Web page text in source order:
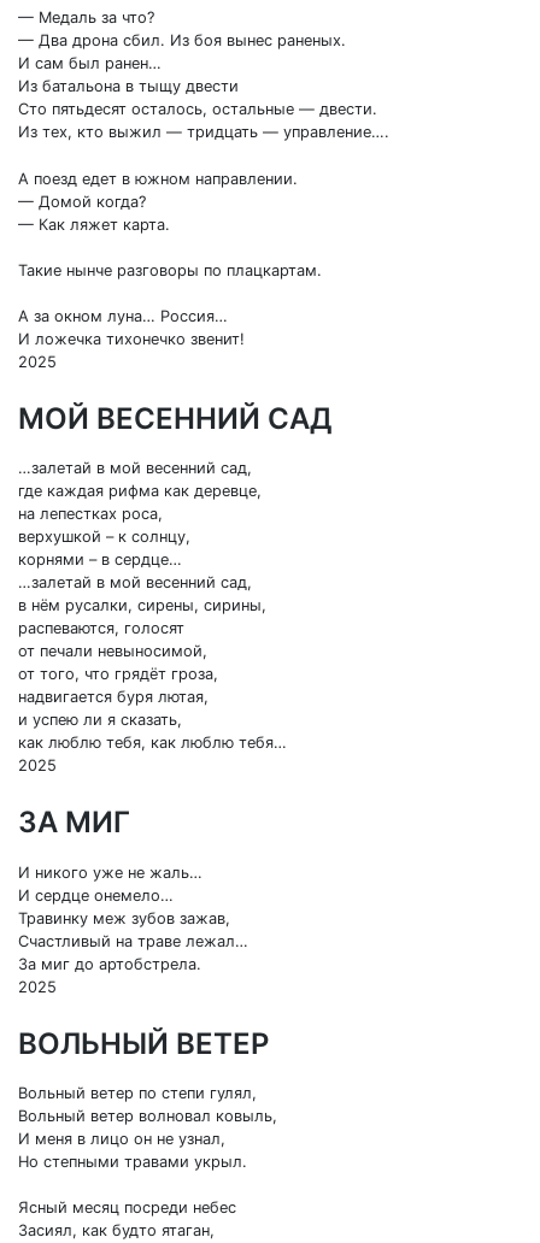
— Медаль за что?
— Два дрона сбил. Из боя вынес раненых.
И сам был ранен…
Из батальона в тыщу двести
Сто пятьдесят осталось, остальные — двести.
Из тех, кто выжил — тридцать — управление….
А поезд едет в южном направлении.
— Домой когда?
— Как ляжет карта.
Такие нынче разговоры по плацкартам.
А за окном луна… Россия…
И ложечка тихонечко звенит!
2025
МОЙ ВЕСЕННИЙ САД
…залетай в мой весенний сад,
где каждая рифма как деревце,
на лепестках роса,
верхушкой – к солнцу,
корнями – в сердце…
…залетай в мой весенний сад,
в нём русалки, сирены, сирины,
распеваются, голосят
от печали невыносимой,
от того, что грядёт гроза,
надвигается буря лютая,
и успею ли я сказать,
как люблю тебя, как люблю тебя…
2025
ЗА МИГ
И никого уже не жаль…
И сердце онемело…
Травинку меж зубов зажав,
Счастливый на траве лежал…
За миг до артобстрела.
2025
ВОЛЬНЫЙ ВЕТЕР
Вольный ветер по степи гулял,
Вольный ветер волновал ковыль,
И меня в лицо он не узнал,
Но степными травами укрыл.
Ясный месяц посреди небес
Засиял, как будто ятаган,